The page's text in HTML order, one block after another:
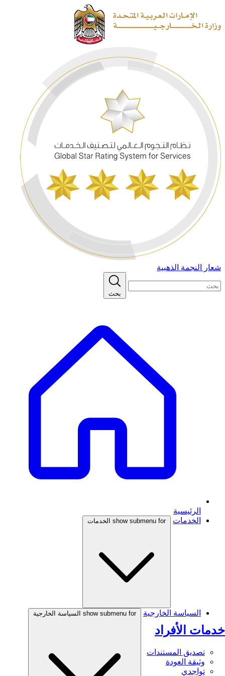
شعار النجمة الذهبية
بحث
الرئيسية
الخدمات
show submenu for الخدمات
خدمات الأفراد
تصديق المستندات
وثيقة العودة
تواجدي
السياسة الخارجية show submenu for السياسة الخارجية